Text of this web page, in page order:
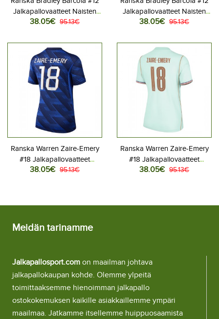
Jalkapallovaatteet Naisten
Kotipaita MM-kisat 2026
38.05€ 95.13€
Jalkapallovaatteet Naisten
Vieraspaita MM-kisat 2026
38.05€ 95.13€
Ranska Warren Zaire-Emery
#18 Jalkapallovaatteet
Naisten Kotipaita MM-kisat
38.05€ 95.13€
Ranska Warren Zaire-Emery
#18 Jalkapallovaatteet
Naisten Vieraspaita MM-kisat
38.05€ 95.13€
Meidän tarinamme
Jalkapallosport.com on maailman johtava
jalkapallokaupan kohde. Olemme ylpeitä
toimittaaksemme hienoimman jalkapallo
ostokokemuksen kaikille asiakkaillemme ympäri
maailmaa. Jatkamme itsellemme huippuosaamista